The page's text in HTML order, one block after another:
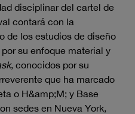
disciplinar del cartel de
contará con la
de los estudios de diseño
su enfoque material y
, conocidos por su
que ha marcado
o H&amp;M; y Base
sedes en Nueva York,